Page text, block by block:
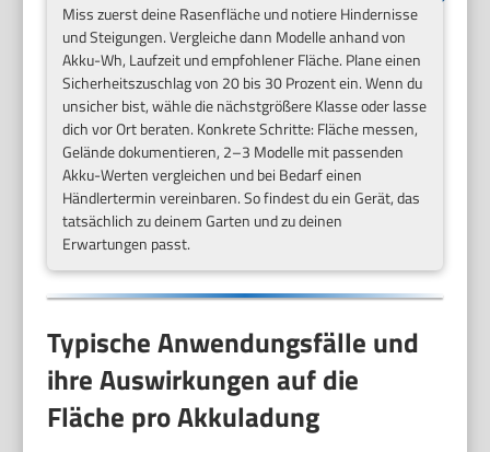
Miss zuerst deine Rasenfläche und notiere Hindernisse
und Steigungen. Vergleiche dann Modelle anhand von
Akku-Wh, Laufzeit und empfohlener Fläche. Plane einen
Sicherheitszuschlag von 20 bis 30 Prozent ein. Wenn du
unsicher bist, wähle die nächstgrößere Klasse oder lasse
dich vor Ort beraten. Konkrete Schritte: Fläche messen,
Gelände dokumentieren, 2–3 Modelle mit passenden
Akku-Werten vergleichen und bei Bedarf einen
Händlertermin vereinbaren. So findest du ein Gerät, das
tatsächlich zu deinem Garten und zu deinen
Erwartungen passt.
Typische Anwendungsfälle und
ihre Auswirkungen auf die
Fläche pro Akkuladung